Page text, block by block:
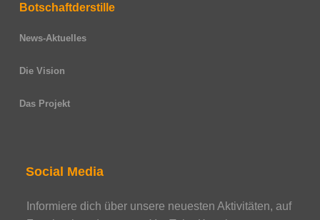
Botschaftderstille
News-Aktuelles
Die Vision
Das Projekt
Social Media
Informiere dich über unsere neuesten Aktivitäten, auf